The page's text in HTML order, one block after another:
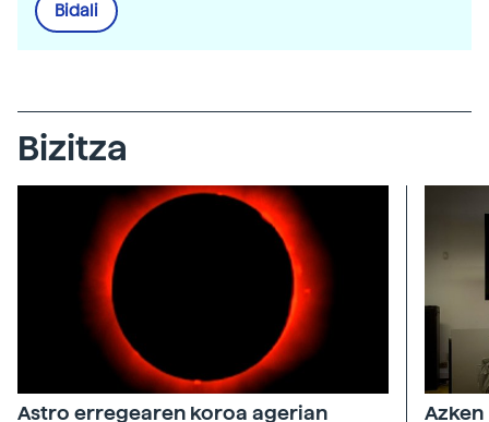
Bidali
Bizitza
Astro erregearen koroa agerian